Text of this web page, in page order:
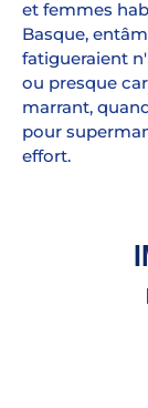
et femmes
Basque,
fatigueraient
ou presque
marrant,
pour
effort.